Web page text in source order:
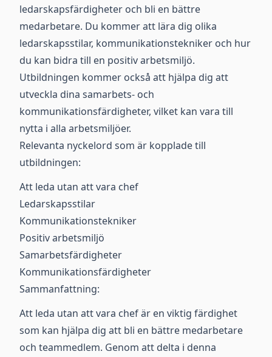
ledarskapsfärdigheter och bli en bättre
medarbetare. Du kommer att lära dig olika
ledarskapsstilar, kommunikationstekniker och hur
du kan bidra till en positiv arbetsmiljö.
Utbildningen kommer också att hjälpa dig att
utveckla dina samarbets- och
kommunikationsfärdigheter, vilket kan vara till
nytta i alla arbetsmiljöer.
Relevanta nyckelord som är kopplade till
utbildningen:
Att leda utan att vara chef
Ledarskapsstilar
Kommunikationstekniker
Positiv arbetsmiljö
Samarbetsfärdigheter
Kommunikationsfärdigheter
Sammanfattning:
Att leda utan att vara chef är en viktig färdighet
som kan hjälpa dig att bli en bättre medarbetare
och teammedlem. Genom att delta i denna